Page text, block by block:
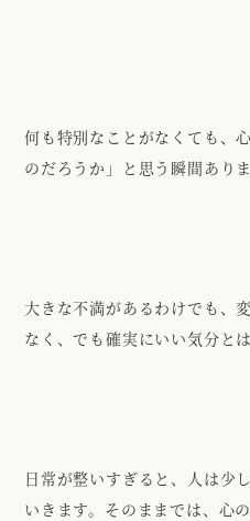
何も特別なことがなくても、
のだろうか」と思う瞬間あり
大きな不満があるわけでも、
なく、でも確実にいい気分と
日常が整いすぎると、人は少
いきます。そのままでは、心